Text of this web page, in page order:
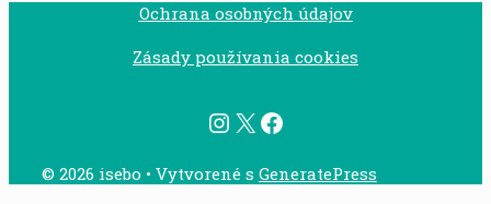
Ochrana osobných údajov
Zásady používania cookies
InstagramX Facebook
© 2026 isebo • Vytvorené s GeneratePress